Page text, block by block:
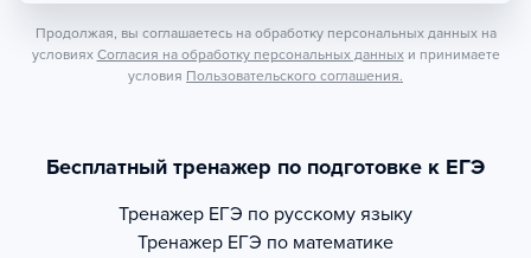
Продолжая, вы соглашаетесь на обработку персональных данных на
условиях Согласия на обработку персональных данных и принимаете
условия Пользовательского соглашения.
Бесплатный тренажер по подготовке к ЕГЭ
Тренажер ЕГЭ по русскому языку
Тренажер ЕГЭ по математике